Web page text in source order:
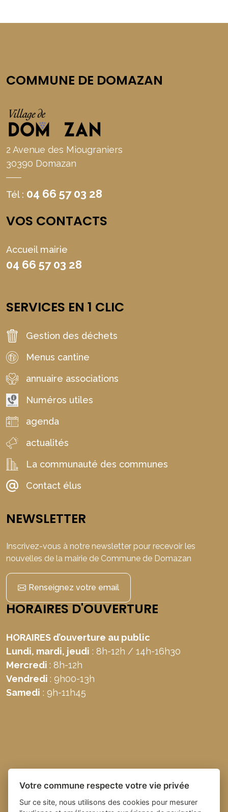
COMMUNE DE DOMAZAN
2 Avenue des Miougraniers
30390 Domazan
Tél : 04 66 57 03 28
VOS CONTACTS
Accueil mairie
04 66 57 03 28
SERVICES EN 1 CLIC
Gestion des déchets
Menus cantine
annuaire associations
Numéros utiles
agenda
actualités
La communauté des communes
Contact élus
NEWSLETTER
Inscrivez-vous à notre newsletter pour recevoir les
nouvelles de la mairie de Commune de Domazan
Renseignez votre email
HORAIRES D'OUVERTURE
HORAIRES d’ouverture au public
Lundi, mardi, jeudi : 8h-12h / 14h-16h30
Mercredi : 8h-12h
Vendredi : 9h00-13h
Samedi : 9h-11h45
Votre commune respecte votre vie privée
Sur ce site, nous utilisons des cookies pour mesurer